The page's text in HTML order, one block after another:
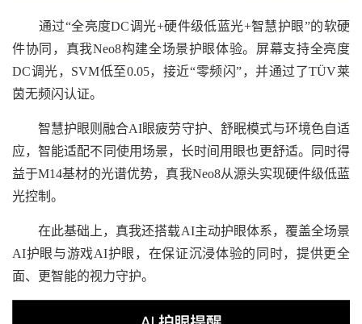
通过“全亮度DC调光+硬件级低蓝光+智慧护眼”的软硬
件协同，真我Neo8构建全场景护眼体验。屏幕支持全亮度
DC调光，SVM低至0.05，接近“零频闪”，并通过了TÜV莱
茵无频闪认证。
智慧护眼则融合AI眼疲劳守护、舒眠模式与环境色自适
应，智能适配不同使用场景，长时间用眼也更舒适。同时得
益于M14基材的光谱优势，真我Neo8从源头实现硬件级低蓝
光控制。
在此基础上，真我还搭载AI主动护眼体系，覆盖全场景
AI护眼与游戏AI护眼，在保证沉浸体验的同时，提供更全
面、更智能的视力守护。